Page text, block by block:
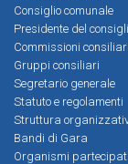
Consiglio comunale
Presidente del
Commissioni consiliari
Gruppi consiliari
Segretario generale
Statuto e regolamenti
Struttura
Bandi di Gara
Organismi partecipati